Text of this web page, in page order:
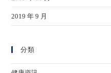
2019 年 9 月
分類